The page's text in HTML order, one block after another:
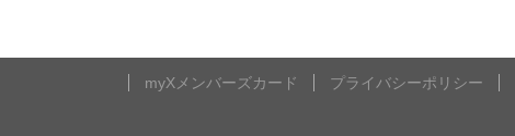
myXメンバーズカード プライバシーポリシー